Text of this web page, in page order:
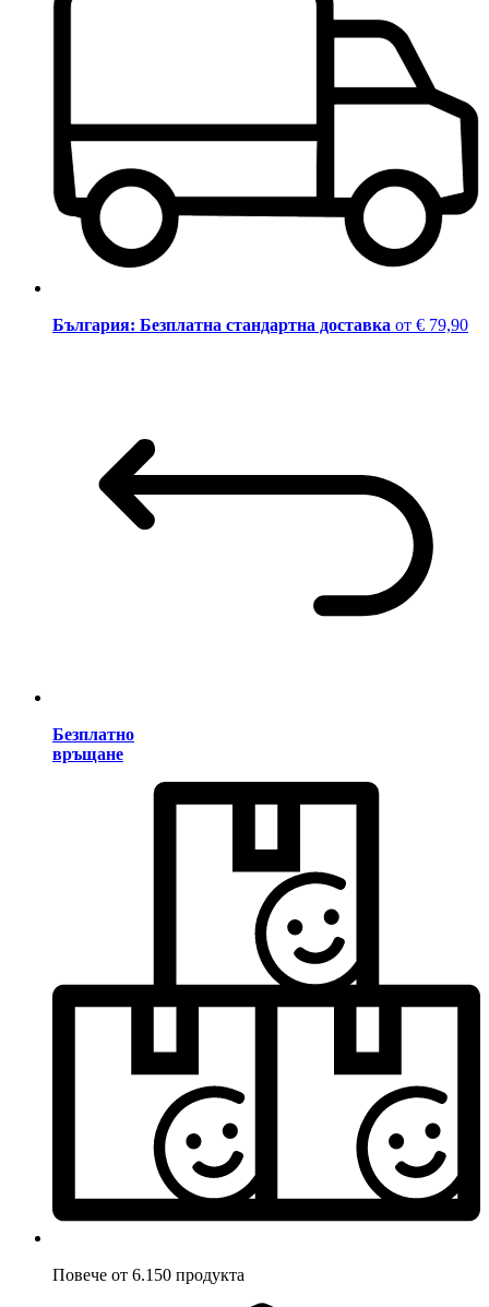
България: Безплатна стандартна доставка от € 79,90
Безплатно
връщане
Повече от 6.150 продукта